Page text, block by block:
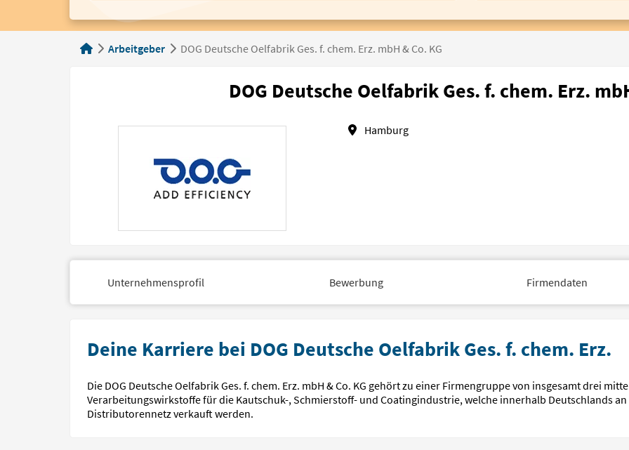
Arbeitgeber DOG Deutsche Oelfabrik Ges. f. chem. Erz. mbH & Co. KG
DOG Deutsche Oelfabrik Ges. f. chem. Erz.
Hamburg
Unternehmensprofil Bewerbung Firmendaten
Deine Karriere bei DOG Deutsche Oelfabrik Ges. f. chem. Erz.
Die DOG Deutsche Oelfabrik Ges. f. chem. Erz. mbH & Co. KG gehört zu einer Firmen­gruppe von ins­gesamt drei
Verarbeitungs­wirkstoffe für die Kautschuk-, Schmierstoff- und Coating­industrie, welche innerhalb Deutschlands
Distributoren­netz verkauft werden.